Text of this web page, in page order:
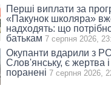
Перші виплати за
«Пакунок школяра»
надходять: що
батькам 7 серпня 2026,
Окупанти вдарили з
Слов'янську, є жертва і
поранені 7 серпня 2026,